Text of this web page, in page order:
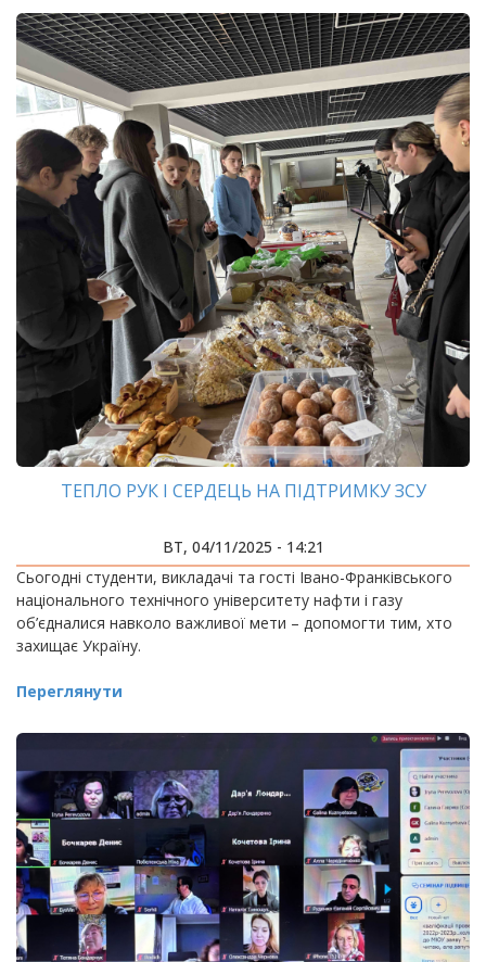
ТЕПЛО РУК І СЕРДЕЦЬ НА ПІДТРИМКУ ЗСУ
ВТ, 04/11/2025 - 14:21
Сьогодні студенти, викладачі та гості Івано-Франківського
національного технічного університету нафти і газу
об’єдналися навколо важливої мети – допомогти тим, хто
захищає Україну.
Переглянути